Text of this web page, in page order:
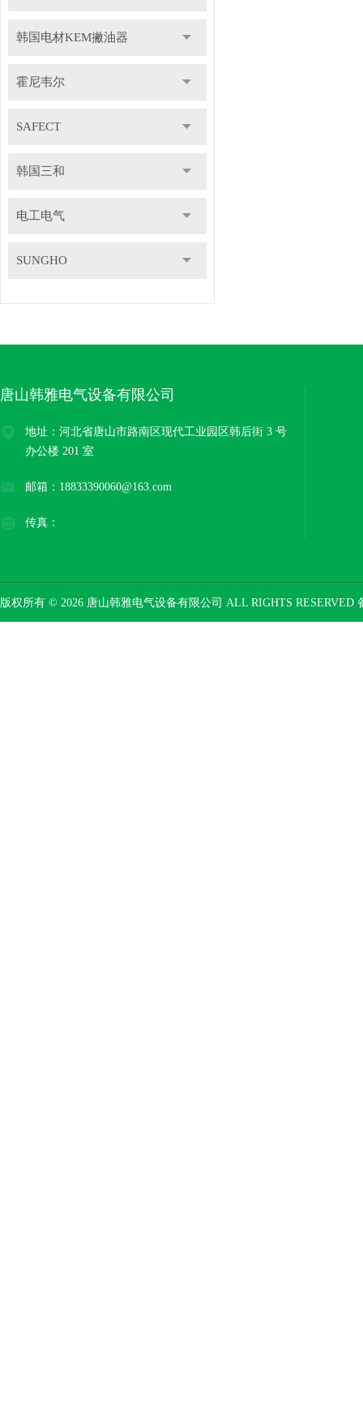
韩国电材KEM撇油器
霍尼韦尔
SAFECT
韩国三和
电工电气
SUNGHO
唐山韩雅电气设备有限公司
地址：河北省唐山市路南区现代工业园区韩后街 3 号
办公楼 201 室
邮箱：18833390060@163.com
传真：
版权所有 © 2026 唐山韩雅电气设备有限公司 ALL RIGHTS RESERVED